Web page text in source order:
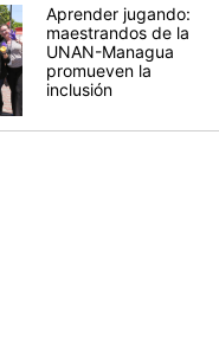
Aprender jugando:
maestrandos de la
UNAN-Managua
promueven la
inclusión